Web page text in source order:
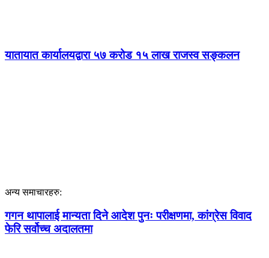
यातायात कार्यालयद्वारा ५७ करोड १५ लाख राजस्व सङ्कलन
अन्य समाचारहरु:
गगन थापालाई मान्यता दिने आदेश पुनः परीक्षणमा, कांग्रेस विवाद
फेरि सर्वोच्च अदालतमा